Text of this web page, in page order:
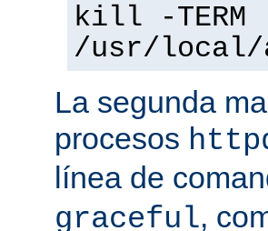
kill -TERM
/usr/local/
La segunda
procesos
línea de
graceful,